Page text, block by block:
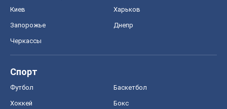
Киев Харьков
Запорожье Днепр
Черкассы
Спорт
Футбол Баскетбол
Хоккей Бокс